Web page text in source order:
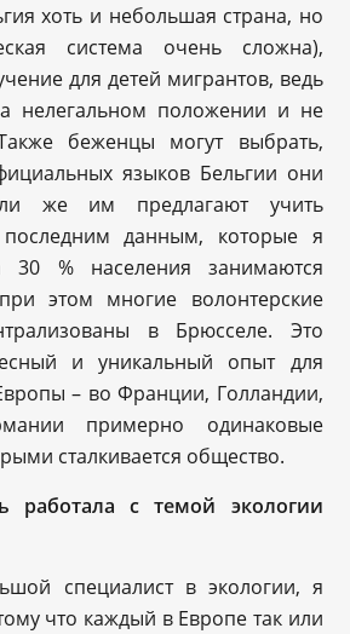
хоть и небольшая страна, но
система очень сложна),
для детей мигрантов, ведь
нелегальном положении и не
беженцы могут выбрать,
языков Бельгии они
же им предлагают учить
данным, которые я
30 % населения занимаются
этом многие волонтерские
в Брюсселе. Это
и уникальный опыт для
– во Франции, Голландии,
примерно одинаковые
сталкивается общество.
работала с темой экологии
специалист в экологии, я
что каждый в Европе так или